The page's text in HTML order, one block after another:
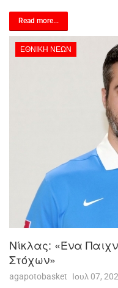
Read more...
ΕΘΝΙΚΉ ΝΈΩΝ
Νίκλας: «Ένα
Στόχων»
agapotobasket Ιουλ 07,